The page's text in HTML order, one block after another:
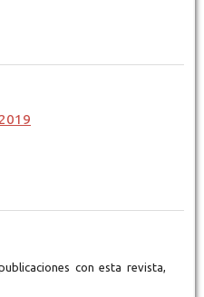
con esta revista,